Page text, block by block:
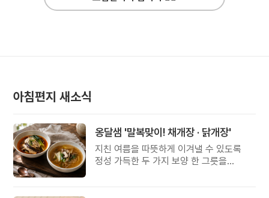
아침편지 새소식
옹달샘 '말복맞이! 채개장 · 닭개장'
지친 여름을 따뜻하게 이겨낼 수 있도록
정성 가득한 두 가지 보양 한 그릇을